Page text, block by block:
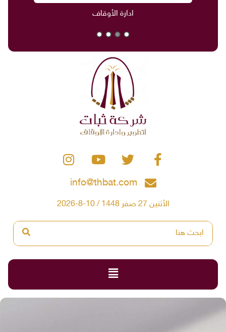
ادارة الأوقاف
info@thbat.com
الأثنين 27 صفر 1448 / 10-8-2026